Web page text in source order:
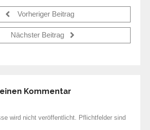
Vorheriger Beitrag
Nächster Beitrag
Kommentar
wird nicht veröffentlicht. Pflichtfelder sind